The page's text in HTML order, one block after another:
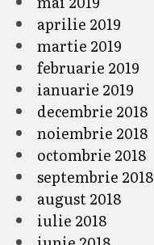
aprilie 2019
martie 2019
februarie 2019
ianuarie 2019
decembrie 2018
noiembrie 2018
octombrie 2018
septembrie 2018
august 2018
iulie 2018